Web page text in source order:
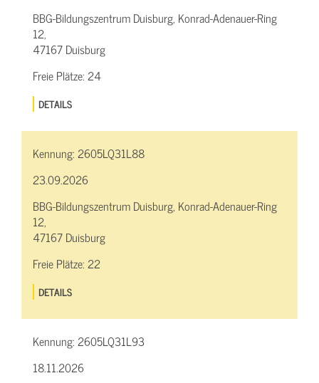
BBG-Bildungszentrum Duisburg, Konrad-Adenauer-Ring
12,
47167 Duisburg
Freie Plätze:24
DETAILS
Kennung:2605LQ31L88
23.09.2026
BBG-Bildungszentrum Duisburg, Konrad-Adenauer-Ring
12,
47167 Duisburg
Freie Plätze:22
DETAILS
Kennung:2605LQ31L93
18.11.2026